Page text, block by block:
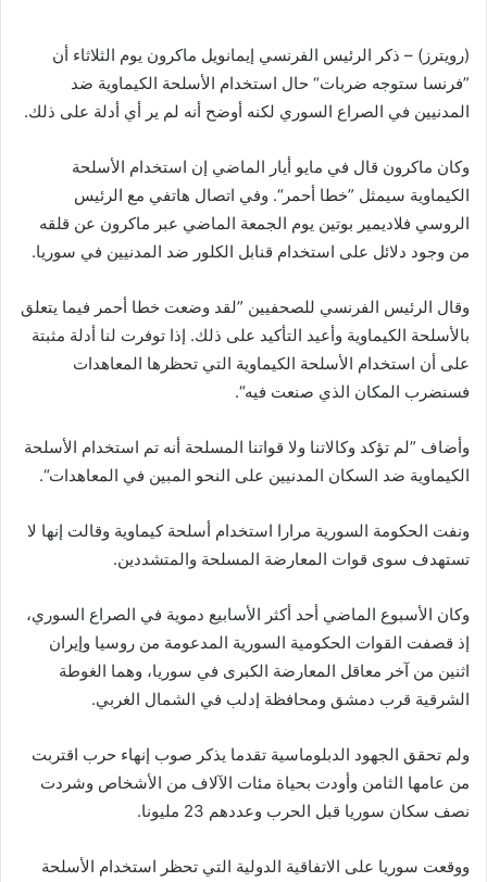
(رويترز) – ذكر الرئيس الفرنسي إيمانويل ماكرون يوم الثلاثاء أن
”فرنسا ستوجه ضربات“ حال استخدام الأسلحة الكيماوية ضد
المدنيين في الصراع السوري لكنه أوضح أنه لم ير أي أدلة على ذلك.
وكان ماكرون قال في مايو أيار الماضي إن استخدام الأسلحة
الكيماوية سيمثل ”خطا أحمر“. وفي اتصال هاتفي مع الرئيس
الروسي فلاديمير بوتين يوم الجمعة الماضي عبر ماكرون عن قلقه
من وجود دلائل على استخدام قنابل الكلور ضد المدنيين في سوريا.
وقال الرئيس الفرنسي للصحفيين ”لقد وضعت خطا أحمر فيما يتعلق
بالأسلحة الكيماوية وأعيد التأكيد على ذلك. إذا توفرت لنا أدلة مثبتة
على أن استخدام الأسلحة الكيماوية التي تحظرها المعاهدات
فسنضرب المكان الذي صنعت فيه“.
وأضاف ”لم تؤكد وكالاتنا ولا قواتنا المسلحة أنه تم استخدام الأسلحة
الكيماوية ضد السكان المدنيين على النحو المبين في المعاهدات“.
ونفت الحكومة السورية مرارا استخدام أسلحة كيماوية وقالت إنها لا
تستهدف سوى قوات المعارضة المسلحة والمتشددين.
وكان الأسبوع الماضي أحد أكثر الأسابيع دموية في الصراع السوري،
إذ قصفت القوات الحكومية السورية المدعومة من روسيا وإيران
اثنين من آخر معاقل المعارضة الكبرى في سوريا، وهما الغوطة
الشرقية قرب دمشق ومحافظة إدلب في الشمال الغربي.
ولم تحقق الجهود الدبلوماسية تقدما يذكر صوب إنهاء حرب اقتربت
من عامها الثامن وأودت بحياة مئات الآلاف من الأشخاص وشردت
نصف سكان سوريا قبل الحرب وعددهم 23 مليونا.
ووقعت سوريا على الاتفاقية الدولية التي تحظر استخدام الأسلحة